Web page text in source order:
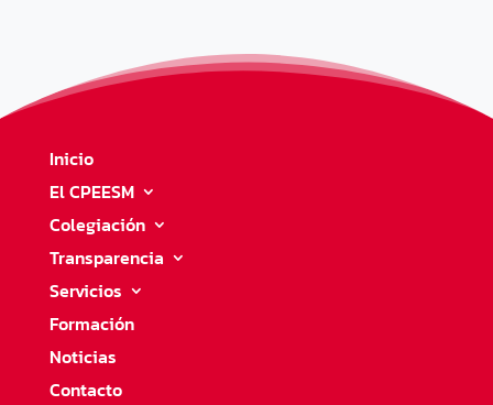
Inicio
El CPEESM
Colegiación
Transparencia
Servicios
Formación
Noticias
Contacto